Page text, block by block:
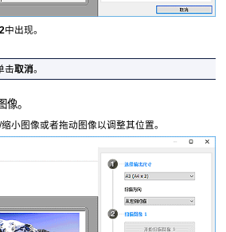
2中出现。
击取消。
像。
小图像或者拖动图像以调整其位置。